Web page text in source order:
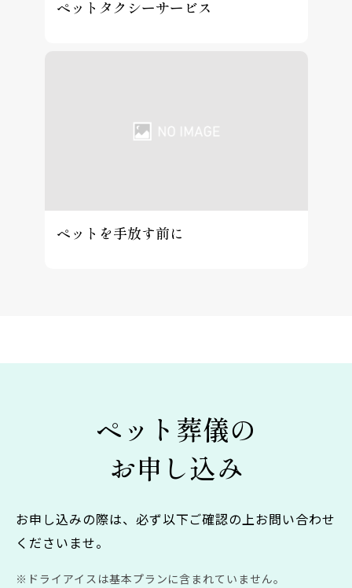
ペットタクシーサービス
ペットを手放す前に
ペット葬儀の
お申し込み
お申し込みの際は、必ず以下ご確認の上お問い合わせ
くださいませ。
ドライアイスは基本プランに含まれていません。